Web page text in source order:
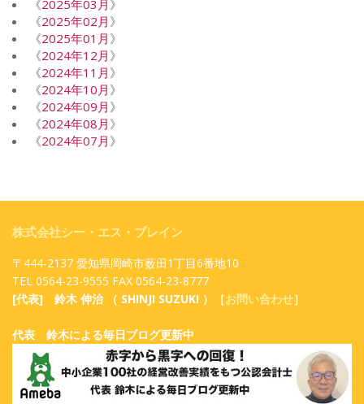
《2025年03月 》
《2025年02月 》
《2025年01月 》
《2024年12月 》
《2024年11月 》
《2024年10月 》
《2024年09月 》
《2024年08月 》
《2024年07月 》
株式会社シー・エス・ブレイン
〒444-2137 愛知県岡崎市薮田1丁目6番地10
TEL 0564-23-9555 FAX 0564-23-8777
[代表] 鈴木 伸治 （ SHINJI SUZUKI ）［お問い合わせ］
代表 鈴木による毎日ブログ更新中